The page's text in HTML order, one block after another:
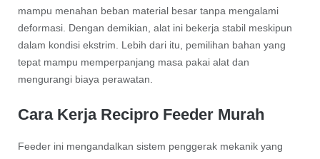
mampu menahan beban material besar tanpa mengalami
deformasi. Dengan demikian, alat ini bekerja stabil meskipun
dalam kondisi ekstrim. Lebih dari itu, pemilihan bahan yang
tepat mampu memperpanjang masa pakai alat dan
mengurangi biaya perawatan.
Cara Kerja Recipro Feeder Murah
Feeder ini mengandalkan sistem penggerak mekanik yang